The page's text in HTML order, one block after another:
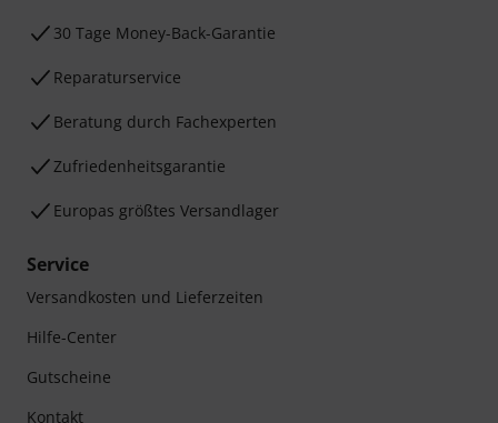
30 Tage Money-Back-Garantie
Reparaturservice
Beratung durch Fachexperten
Zufriedenheitsgarantie
Europas größtes Versandlager
Service
Versandkosten und Lieferzeiten
Hilfe-Center
Gutscheine
Kontakt